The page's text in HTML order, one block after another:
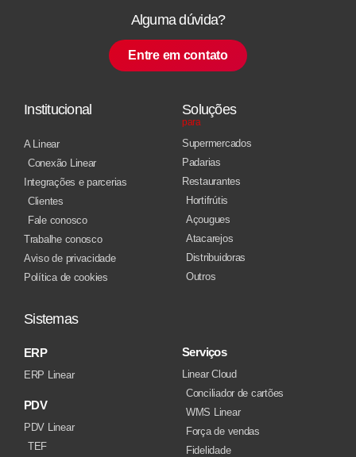
Alguma dúvida?
Entre em contato
Institucional
A Linear
Conexão Linear
Integrações e parcerias
Clientes
Fale conosco
Trabalhe conosco
Aviso de privacidade
Política de cookies
Soluções
para
Supermercados
Padarias
Restaurantes
Hortifrútis
Açougues
Atacarejos
Distribuidoras
Outros
Sistemas
ERP
ERP Linear
PDV
PDV Linear
TEF
Serviços
Linear Cloud
Conciliador de cartões
WMS Linear
Força de vendas
Fidelidade